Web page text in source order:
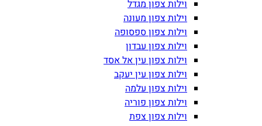
וילות צפון מגדל
וילות צפון מעונה
וילות צפון ספסופה
וילות צפון עבדון
וילות צפון עין אל אסד
וילות צפון עין יעקב
וילות צפון עלמה
וילות צפון פוריה
וילות צפון צפת